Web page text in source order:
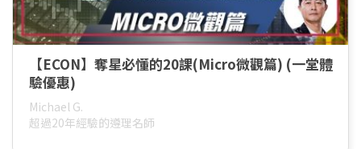
【ECON】奪星必懂的20課(Micro微觀篇) (一堂體
驗優惠)
Michael G.
超過20年經驗的遵理名師